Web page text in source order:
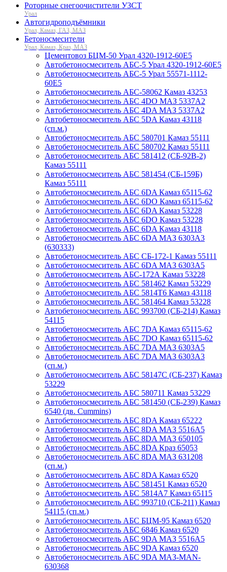
Роторные снегоочистители УЗСТ
Урал
Автогидроподъёмники
Урал, Камаз, ГАЗ, МАЗ
Бетоносмесители
Урал, Камаз, Краз, МАЗ
Цементовоз БЦМ-50 Урал 4320-1912-60Е5
Автобетоносмеситель АБС-5 Урал 4320-1912-60Е5
Автобетоносмеситель АБС-5 Урал 55571-1112-
60Е5
Автобетоносмеситель АБС-58062 Камаз 43253
Автобетоносмеситель АБС 4DO МАЗ 5337А2
Автобетоносмеситель АБС 4DA МАЗ 5337А2
Автобетоносмеситель АБС 5DA Камаз 43118
(сп.м.)
Автобетоносмеситель АБС 580701 Камаз 55111
Автобетоносмеситель АБС 580702 Камаз 55111
Автобетоносмеситель АБС 581412 (СБ-92В-2)
Камаз 55111
Автобетоносмеситель АБС 581454 (СБ-159Б)
Камаз 55111
Автобетоносмеситель АБС 6DA Камаз 65115-62
Автобетоносмеситель АБС 6DO Камаз 65115-62
Автобетоносмеситель АБС 6DA Камаз 53228
Автобетоносмеситель АБС 6DO Камаз 53228
Автобетоносмеситель АБС 6DA Камаз 43118
Автобетоносмеситель АБС 6DA МАЗ 6303А3
(630333)
Автобетоносмеситель АБС СБ-172-1 Камаз 55111
Автобетоносмеситель АБС 6DA МАЗ 6303А5
Автобетоносмеситель АБС-172А Камаз 53228
Автобетоносмеситель АБС 581462 Камаз 53229
Автобетоносмеситель АБС 5814Т6 Камаз 43118
Автобетоносмеситель АБС 581464 Камаз 53228
Автобетоносмеситель АБС 993700 (СБ-214) Камаз
54115
Автобетоносмеситель АБС 7DA Камаз 65115-62
Автобетоносмеситель АБС 7DO Камаз 65115-62
Автобетоносмеситель АБС 7DA МАЗ 6303А5
Автобетоносмеситель АБС 7DA МАЗ 6303А3
(сп.м.)
Автобетоносмеситель АБС 58147С (СБ-237) Камаз
53229
Автобетоносмеситель АБС 580711 Камаз 53229
Автобетоносмеситель АБС 581450 (СБ-239) Камаз
6540 (дв. Cummins)
Автобетоносмеситель АБС 8DA Камаз 65222
Автобетоносмеситель АБС 8DA МАЗ 5516А5
Автобетоносмеситель АБС 8DA МАЗ 650105
Автобетоносмеситель АБС 8DA Краз 65053
Автобетоносмеситель АБС 8DA МАЗ 631208
(сп.м.)
Автобетоносмеситель АБС 8DA Камаз 6520
Автобетоносмеситель АБС 581451 Камаз 6520
Автобетоносмеситель АБС 5814А7 Камаз 65115
Автобетоносмеситель АБС 993710 (СБ-211) Камаз
54115 (сп.м.)
Автобетоносмеситель АБС БЦМ-95 Камаз 6520
Автобетоносмеситель АБС 6846 Камаз 6520
Автобетоносмеситель АБС 9DA МАЗ 5516А5
Автобетоносмеситель АБС 9DA Камаз 6520
Автобетоносмеситель АБС 9DA МАЗ-MAN-
630368